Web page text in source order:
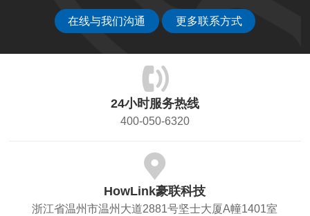
在线与我们沟通 更多联系方式
24小时服务热线
400-050-6320
HowLink豪联科技
浙江省温州市温州大道2881号坚士大厦A幢1401室